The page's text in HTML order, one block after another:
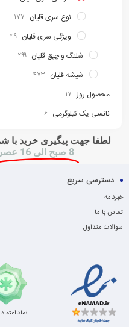
نوع سری قلیان ۱۷۷
ویژگی سری قلیان ۴۹
شلنگ و چپق قلیان ۲۹۹
شیشه قلیان ۴۷۳
محصول روز ۱۷
نانسی یک کیلوگرمی ۶
لطفا جهت پیگیری خرید با
8 صبح الی 16 عصر
دسترسی سریع
خبرنامه
تماس با ما
سوالات متداول
نماد